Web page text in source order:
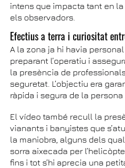
intens que impacta tant en
els observadors.
Efectius a terra i curiositat
A la zona ja hi havia
preparant l’operatiu i
la presència de
seguretat. L’objectiu era
ràpida i segura de la persona
El vídeo també recull la
vianants i banyistes que
la maniobra, alguns dels
sorra aixecada per
fins i tot s’hi aprecia una